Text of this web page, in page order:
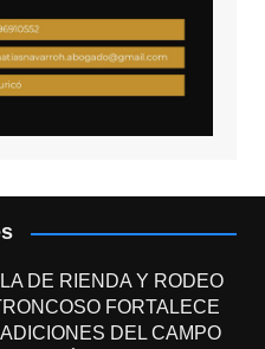
DE RIENDA Y RODEO
FORTALECE
DEL CAMPO